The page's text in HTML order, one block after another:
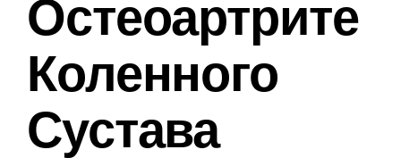
Остеоартрите
Коленного
Сустава